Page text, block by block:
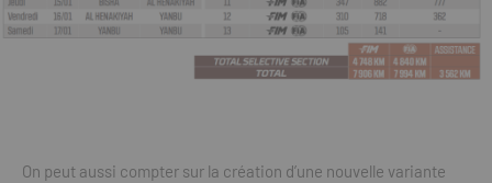
On peut aussi compter sur la création d’une nouvelle variante